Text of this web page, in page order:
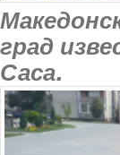
град
Саса.